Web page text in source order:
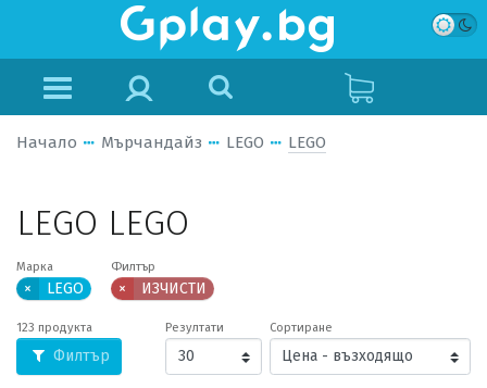
Начало Мърчандайз LEGO LEGO
LEGO LEGO
Марка
× LEGO
Филтър
× ИЗЧИСТИ
123 продукта
Филтър
Резултати Сортиране